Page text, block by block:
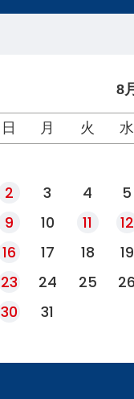
8月
日 月 火 水
2
3 4 5
9
10 11 12
16
17 18 19
23
24 25 26
30
31